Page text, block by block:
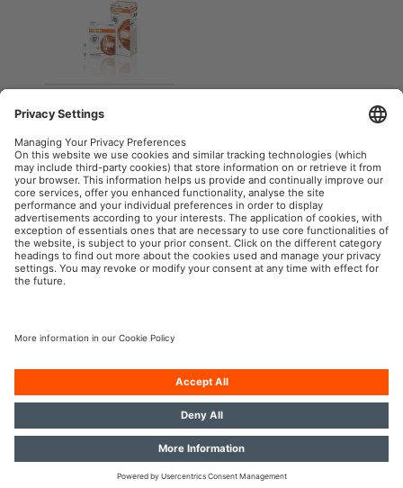
ORIGINAL -
FESTOON
Soffittenlampen
OSRAM Automotive im Social Web
© 2026, OSRAM GmbH. Alle Rechte vorbehalten.